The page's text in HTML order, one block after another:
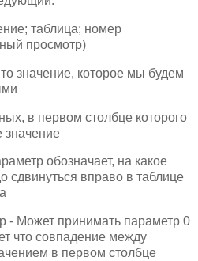
таблица; номер
просмотр)
значение, которое мы будем
в первом столбце которого
значение
обозначает, на какое
сдвинуться вправо в таблице
- Может принимать параметр 0
что совпадение между
в первом столбце